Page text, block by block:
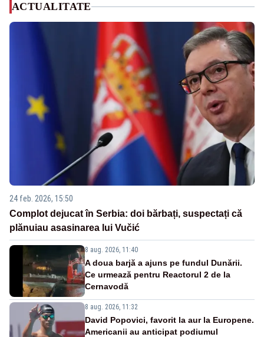
ACTUALITATE
24 feb. 2026, 15:50
Complot dejucat în Serbia: doi bărbați, suspectați că
plănuiau asasinarea lui Vučić
8 aug. 2026, 11:40
A doua barjă a ajuns pe fundul Dunării.
Ce urmează pentru Reactorul 2 de la
Cernavodă
8 aug. 2026, 11:32
David Popovici, favorit la aur la Europene.
Americanii au anticipat podiumul